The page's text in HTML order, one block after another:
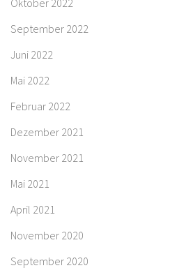
Oktober 2022
September 2022
Juni 2022
Mai 2022
Februar 2022
Dezember 2021
November 2021
Mai 2021
April 2021
November 2020
September 2020